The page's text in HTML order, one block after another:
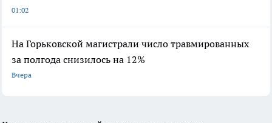
01:02
На Горьковской магистрали число травмированных
за полгода снизилось на 12%
Вчера